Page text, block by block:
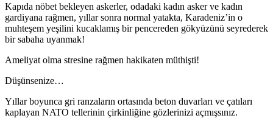
Kapıda nöbet bekleyen askerler, odadaki kadın asker ve kadın
gardiyana rağmen, yıllar sonra normal yatakta, Karadeniz’in o
muhteşem yeşilini kucaklamış bir pencereden gökyüzünü seyrederek
bir sabaha uyanmak!
Ameliyat olma stresine rağmen hakikaten müthişti!
Düşünsenize…
Yıllar boyunca gri ranzaların ortasında beton duvarları ve çatıları
kaplayan NATO tellerinin çirkinliğine gözlerinizi açmışsınız.